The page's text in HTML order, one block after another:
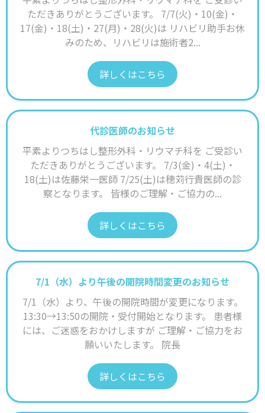
ただきありがとうございます。 7/7(火)・10(金)・
17(金)・18(土)・27(月)・28(火)は リハビリ助手お休
みのため、リハビリは施術者2...
詳しくはこちら
代診医師のお知らせ
平素よりつちはし整形外科・リウマチ科を ご受診い
ただきありがとうございます。 7/3(金)・4(土)・
18(土)は佐藤栄一医師 7/25(土)は穂苅行貴医師の診
察となります。 皆様のご理解・ご協力の...
詳しくはこちら
7/1（水）より午後の開院時間変更のお知らせ
7/1（水）より、午後の開院時間が変更になります。
13:30→13:50の開院・受付開始となります。 患者様
には、ご迷惑をおかけしますが ご理解・ご協力をお
願いいたします。 院長
詳しくはこちら